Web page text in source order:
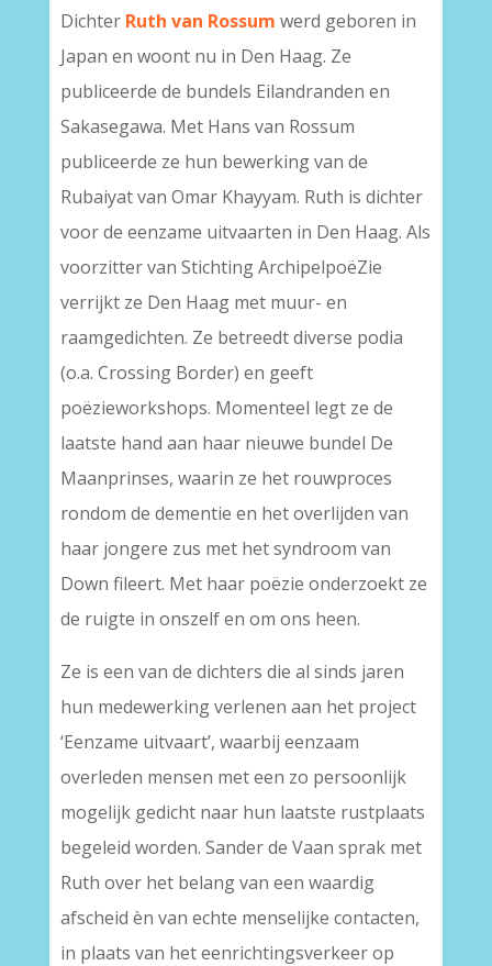
Dichter Ruth van Rossum werd geboren in
Japan en woont nu in Den Haag. Ze
publiceerde de bundels Eilandranden en
Sakasegawa. Met Hans van Rossum
publiceerde ze hun bewerking van de
Rubaiyat van Omar Khayyam. Ruth is dichter
voor de eenzame uitvaarten in Den Haag. Als
voorzitter van Stichting ArchipelpoëZie
verrijkt ze Den Haag met muur- en
raamgedichten. Ze betreedt diverse podia
(o.a. Crossing Border) en geeft
poëzieworkshops. Momenteel legt ze de
laatste hand aan haar nieuwe bundel De
Maanprinses, waarin ze het rouwproces
rondom de dementie en het overlijden van
haar jongere zus met het syndroom van
Down fileert. Met haar poëzie onderzoekt ze
de ruigte in onszelf en om ons heen.
Ze is een van de dichters die al sinds jaren
hun medewerking verlenen aan het project
‘Eenzame uitvaart’, waarbij eenzaam
overleden mensen met een zo persoonlijk
mogelijk gedicht naar hun laatste rustplaats
begeleid worden. Sander de Vaan sprak met
Ruth over het belang van een waardig
afscheid èn van echte menselijke contacten,
in plaats van het eenrichtingsverkeer op